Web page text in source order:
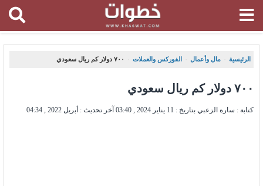
الرئيسية ، مال وأعمال ، الفوركس والعملات ، ٧٠٠ دولار كم ريال سعودي
٧٠٠ دولار كم ريال سعودي
كتابة : سارة الزعبي بتاريخ : 11 يناير 2024 , 03:40 آخر تحديث : أبريل 2022 , 04:34